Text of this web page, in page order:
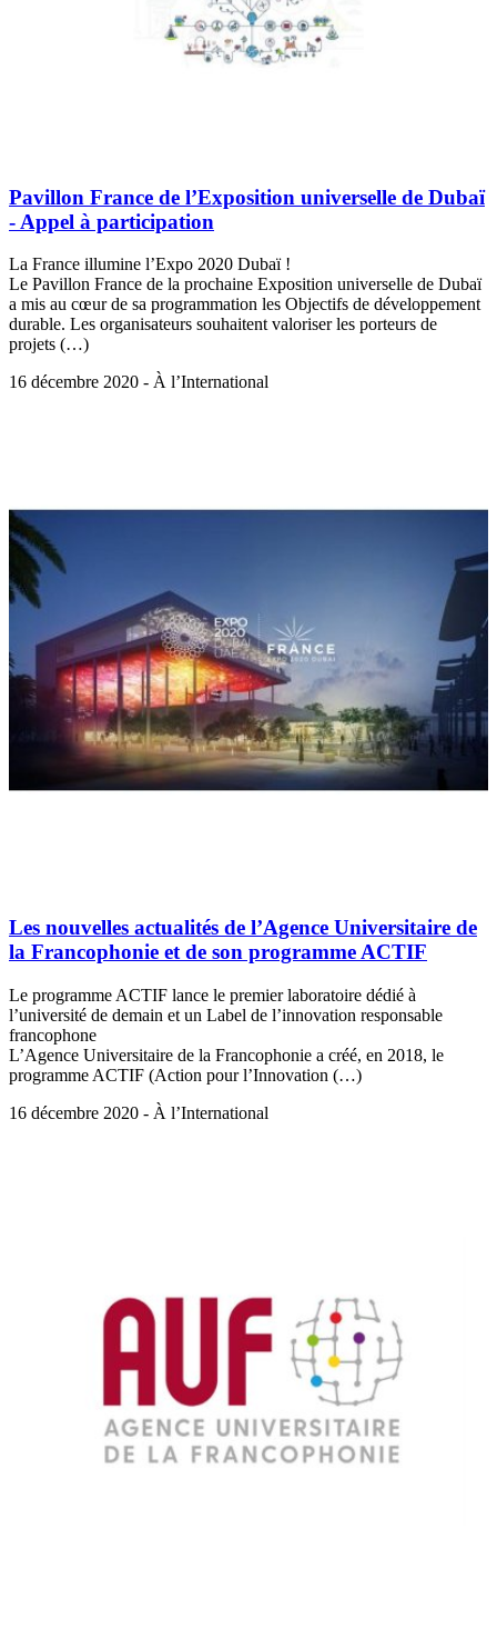
Pavillon France de l’Exposition universelle de Dubaï
- Appel à participation
La France illumine l’Expo 2020 Dubaï !
Le Pavillon France de la prochaine Exposition universelle de Dubaï
a mis au cœur de sa programmation les Objectifs de développement
durable. Les organisateurs souhaitent valoriser les porteurs de
projets (…)
16 décembre 2020 - À l’International
Les nouvelles actualités de l’Agence Universitaire de
la Francophonie et de son programme ACTIF
Le programme ACTIF lance le premier laboratoire dédié à
l’université de demain et un Label de l’innovation responsable
francophone
L’Agence Universitaire de la Francophonie a créé, en 2018, le
programme ACTIF (Action pour l’Innovation (…)
16 décembre 2020 - À l’International